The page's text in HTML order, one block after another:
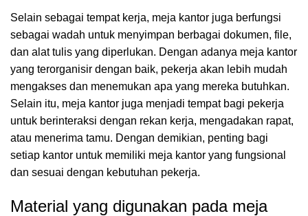
Selain sebagai tempat kerja, meja kantor juga berfungsi
sebagai wadah untuk menyimpan berbagai dokumen, file,
dan alat tulis yang diperlukan. Dengan adanya meja kantor
yang terorganisir dengan baik, pekerja akan lebih mudah
mengakses dan menemukan apa yang mereka butuhkan.
Selain itu, meja kantor juga menjadi tempat bagi pekerja
untuk berinteraksi dengan rekan kerja, mengadakan rapat,
atau menerima tamu. Dengan demikian, penting bagi
setiap kantor untuk memiliki meja kantor yang fungsional
dan sesuai dengan kebutuhan pekerja.
Material yang digunakan pada meja